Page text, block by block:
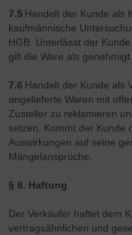
7.5 Handelt der Kunde als
kaufmännische
HGB. Unterlässt der
gilt die Ware als genehmigt.
7.6 Handelt der Kunde als
angelieferte Waren mit
Zusteller zu reklamieren
setzen. Kommt der Kunde
Auswirkungen auf seine
Mängelansprüche.
§ 8. Haftung
Der Verkäufer haftet dem
vertragsähnlichen und